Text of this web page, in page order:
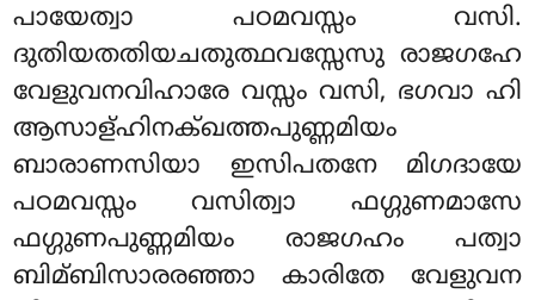
പായേത്വാ പഠമവസ്സം വസി.
ദുതിയതതിയചതുത്ഥവസ്സേസു രാജഗഹേ
വേളുവനവിഹാരേ വസ്സം വസി, ഭഗവാ ഹി
ആസാള്ഹിനക്ഖത്തപുണ്ണമിയം
ബാരാണസിയാ ഇസിപതനേ മിഗദായേ
പഠമവസ്സം വസിത്വാ ഫഗ്ഗുണമാസേ
ഫഗ്ഗുണപുണ്ണമിയം രാജഗഹം പത്വാ
ബിമ്ബിസാരരഞ്ഞാ കാരിതേ വേളുവന